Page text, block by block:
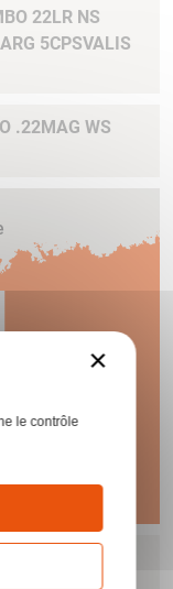
22LR NS
5CPSVALIS
.22MAG WS
!
56CM 5CPS
×
le contrôle